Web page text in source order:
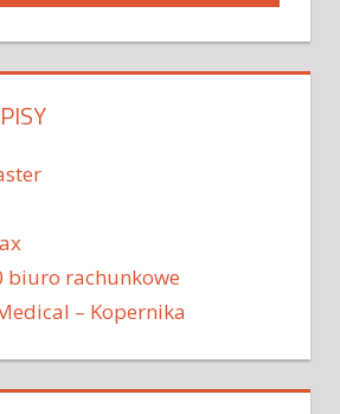
biuro rachunkowe
– Kopernika